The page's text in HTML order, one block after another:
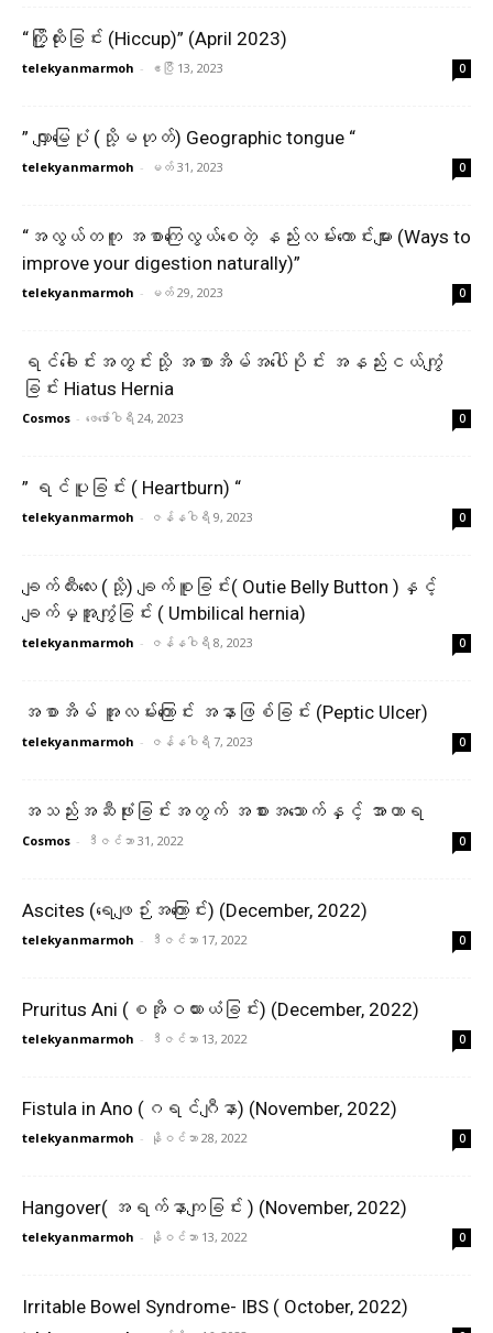
“ကြို့ထိုးခြင်း (Hiccup)” (April 2023)
telekyanmarmoh - ဧပြီ 13, 2023 0
” လျှာမြေပုံ (သို့မဟုတ်) Geographic tongue “
telekyanmarmoh - မတ် 31, 2023 0
“အလွယ်တကူ အစာကြေလွယ်စေတဲ့ နည်းလမ်းကောင်းများ (Ways to
improve your digestion naturally)”
telekyanmarmoh - မတ် 29, 2023 0
ရင်ခေါင်းအတွင်းသို့ အစာအိမ်အပေါ်ပိုင်း အနည်းငယ်ကျွံ
ခြင်း Hiatus Hernia
Cosmos - ဖေ‌ဖော်ဝါရီ 24, 2023 0
” ရင်ပူခြင်း ( Heartburn) “
telekyanmarmoh - ဇန်နဝါရီ 9, 2023 0
ချက်ထီးလေး (သို့) ချက်စူခြင်း( Outie Belly Button )နှင့်
ချက်မှအူကျွံခြင်း ( Umbilical hernia)
telekyanmarmoh - ဇန်နဝါရီ 8, 2023 0
အစာအိမ် အူလမ်းကြောင်း အနာဖြစ်ခြင်း (Peptic Ulcer)
telekyanmarmoh - ဇန်နဝါရီ 7, 2023 0
အသည်းအဆီဖုံးခြင်းအတွက် အစားအသောက်နှင့် အာဟာရ
Cosmos - ဒီဇင်ဘာ 31, 2022 0
Ascites (ရေဖျဉ်းအကြောင်း) (December, 2022)
telekyanmarmoh - ဒီဇင်ဘာ 17, 2022 0
Pruritus Ani (စအိုဝယားယံခြင်း) (December, 2022)
telekyanmarmoh - ဒီဇင်ဘာ 13, 2022 0
Fistula in Ano (ဂရင်ဂျီနာ) (November, 2022)
telekyanmarmoh - နိုဝင်ဘာ 28, 2022 0
Hangover( အရက်နာကျခြင်း ) (November, 2022)
telekyanmarmoh - နိုဝင်ဘာ 13, 2022 0
Irritable Bowel Syndrome- IBS ( October, 2022)